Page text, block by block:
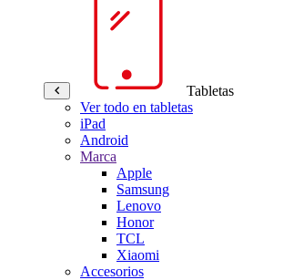
Tabletas
Ver todo en tabletas
iPad
Android
Marca
Apple
Samsung
Lenovo
Honor
TCL
Xiaomi
Accesorios